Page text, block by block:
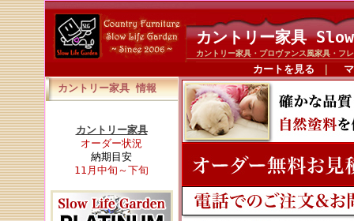
カントリー家具
カントリー家具・プロヴァンス風家具・フ
カートを見る
カントリー家具 情報
カントリー家具
オーダー状況
納期目安
11月中旬～下旬